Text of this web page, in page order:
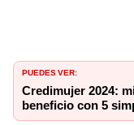
PUEDES VER:
Credimujer 2024:
beneficio con 5